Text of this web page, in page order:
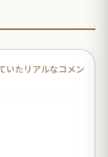
たリアルなコメン